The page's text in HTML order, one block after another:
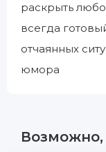
раскрыть
всегда
отчаянных
юмора
Возможно,